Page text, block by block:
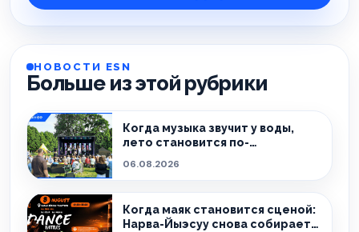
НОВОСТИ ESN
Больше из этой рубрики
Когда музыка звучит у воды,
лето становится по-
06.08.2026
Когда маяк становится сценой:
Нарва-Йыэсуу снова собирает